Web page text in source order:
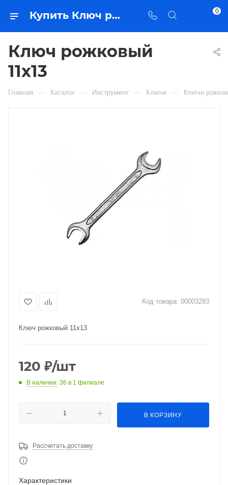
Купить Ключ рожковый 11х13 в Якутске — цена, характеристики, подбор | Востоктехторг 0
Ключ рожковый
11х13
Главная — Каталог — Инструмент — Ключи — Ключи
Код товара: 00003293
Ключ рожковый 11х13
120 ₽/шт
В наличии: 36 в 1 филиале
В КОРЗИНУ
Рассчитать доставку
Характеристики